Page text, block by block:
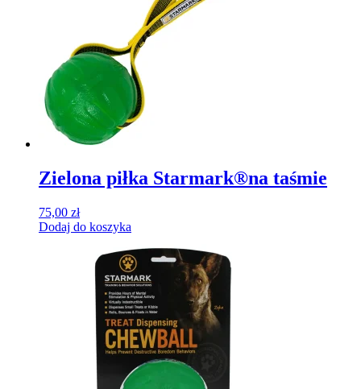
Zielona piłka Starmark®na taśmie
75,00 zł
Dodaj do koszyka